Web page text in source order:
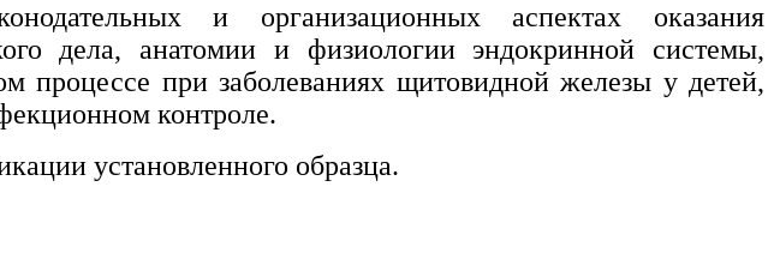
и организационных аспектах оказания
дела, анатомии и физиологии эндокринной системы,
процессе при заболеваниях щитовидной железы у детей,
контроле.
установленного образца.